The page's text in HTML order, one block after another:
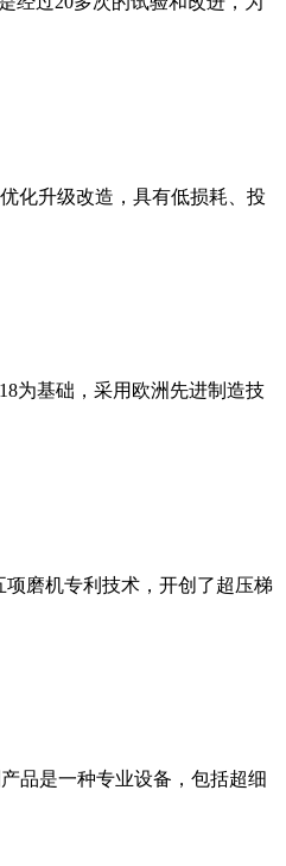
化升级改造，具有低损耗、投
为基础，采用欧洲先进制造技
磨机专利技术，开创了超压梯
品是一种专业设备，包括超细